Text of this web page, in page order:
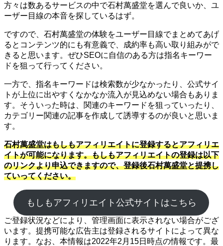
方々は数あるサービスの中で石村萬盛堂を選んで良いか、ユ
ーザー目線の本音を探しているはず。
ですので、石村萬盛堂の体験をユーザー目線でまとめてあげ
るとコンテンツ的にも有意義で、成約率も高い取り組みがで
きると思います。ぜひSEOに自信のある方は指名キーワー
ドを狙って行ってください。
一方で、指名キーワードは検索数が少なかったり、公式サイ
トが上位に出やすくなかなか流入が見込めない場合もありま
す。そういった時は、関連のキーワードを狙っていったり、
カテゴリー関連の記事を作成して誘導するのが良いと思いま
す。
石村萬盛堂はもしもアフィリエイトに登録するとアフィリエ
イトが可能になります。もしもアフィリエイトの登録は以下
のリンクより申込できますので、登録後石村萬盛堂と提携し
ていってください。
もしもアフィリエイト公式サイトはこちら
ご登録状況などにより、管理画面に表示されない場合がござ
います。提携可能な広告主は登録されるサイトによって異な
ります。なお、本情報は2022年2月15日時点の情報です。最